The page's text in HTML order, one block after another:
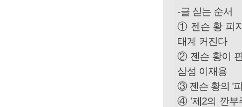
-글 싣는 순서
① 젠슨 황 피
태계 커진다
② 젠슨 황이
삼성 이재용
③ 젠슨 황의 '
④ '제2의 깐부